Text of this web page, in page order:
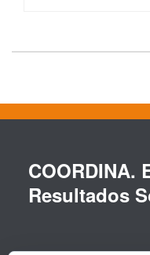
COORDINA.
Resultados